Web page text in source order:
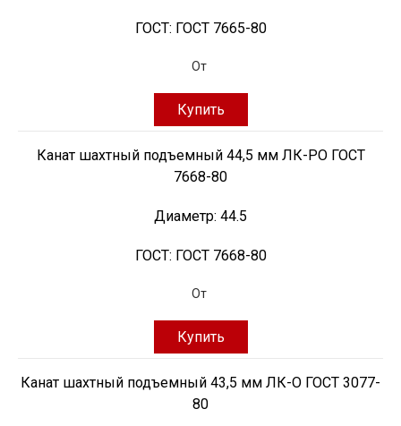
ГОСТ: ГОСТ 7665-80
От
Купить
Канат шахтный подъемный 44,5 мм ЛК-РО ГОСТ
7668-80
Диаметр: 44.5
ГОСТ: ГОСТ 7668-80
От
Купить
Канат шахтный подъемный 43,5 мм ЛК-О ГОСТ 3077-
80